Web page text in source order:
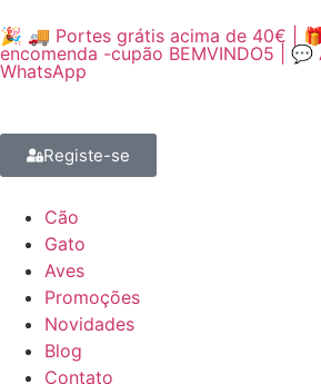
🎉 🚚 Portes grátis acima de 40€ |
encomenda -cupão BEMVINDO5 |
WhatsApp
Registe-se
Cão
Gato
Aves
Promoções
Novidades
Blog
Contato